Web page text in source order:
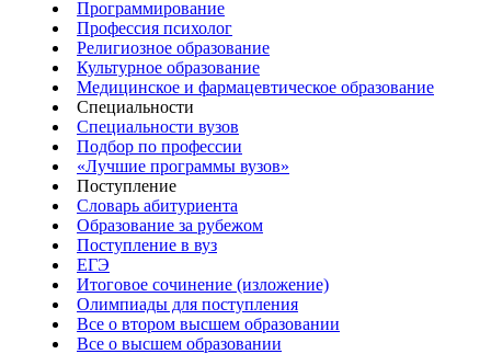
Программирование
Профессия психолог
Религиозное образование
Культурное образование
Медицинское и фармацевтическое образование
Специальности
Специальности вузов
Подбор по профессии
«Лучшие программы вузов»
Поступление
Словарь абитуриента
Образование за рубежом
Поступление в вуз
ЕГЭ
Итоговое сочинение (изложение)
Олимпиады для поступления
Все о втором высшем образовании
Все о высшем образовании